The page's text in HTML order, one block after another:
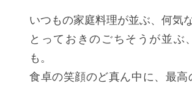
いつもの家庭料理が並ぶ、何気
とっておきのごちそうが並ぶ
も。
食卓の笑顔のど真ん中に、最高